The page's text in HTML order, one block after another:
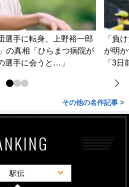
手に転身、上野裕一郎
の真相「ひらまつ病院が
選手に会うと…」
「負
が明
「3
その他の名作記事 >
駅伝